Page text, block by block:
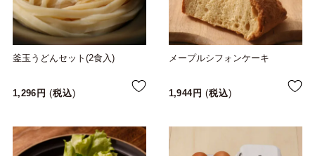
釜玉うどんセット(2食入)
1,296 税込
メープルシフォンケーキ
1,944 税込